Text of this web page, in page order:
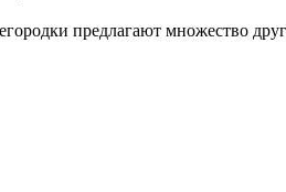
предлагают множество